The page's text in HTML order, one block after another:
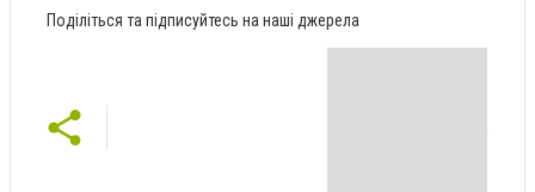
Поділіться та підписуйтесь на наші джерела